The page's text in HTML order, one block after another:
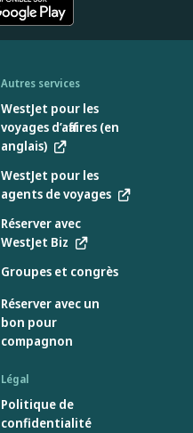
Autres services
WestJet pour les
voyages d’affaires (en
anglais)
WestJet pour les
agents de voyages
Réserver avec
WestJet Biz
Groupes et congrès
Réserver avec un
bon pour
compagnon
Légal
Politique de
confidentialité